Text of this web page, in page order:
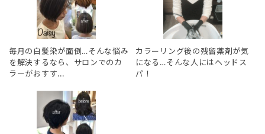
毎月の白髪染が面倒…そんな悩み
を解決するなら、サロンでのカ
ラーがおすす...
カラーリング後の残留薬剤が気
になる…そんな人にはヘッドス
パ！